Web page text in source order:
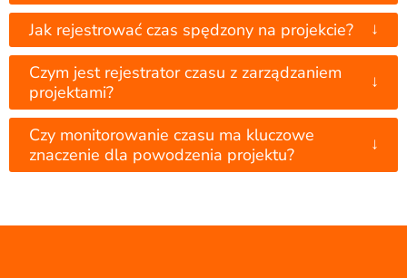
Jak rejestrować czas spędzony na projekcie? ↓
Czym jest rejestrator czasu z zarządzaniem
projektami?
↓
Czy monitorowanie czasu ma kluczowe
znaczenie dla powodzenia projektu?
↓